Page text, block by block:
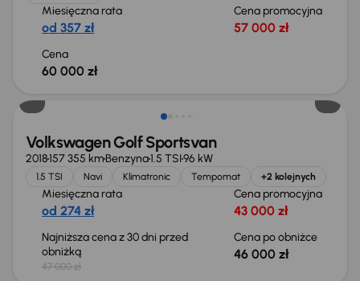
Miesięczna rata
od 357 zł
Cena promocyjna
57 000 zł
Cena
60 000 zł
Taniej o 1 000 zł
Volkswagen Golf Sportsvan
2018157 355 kmBenzyna1.5 TSI96 kW
1.5 TSI Navi Klimatronic Tempomat +2 kolejnych
Miesięczna rata
od 274 zł
Cena promocyjna
43 000 zł
Najniższa cena z 30 dni przed
obniżką
47 000 zł
Cena po obniżce
46 000 zł
Możliwość odliczenia VAT